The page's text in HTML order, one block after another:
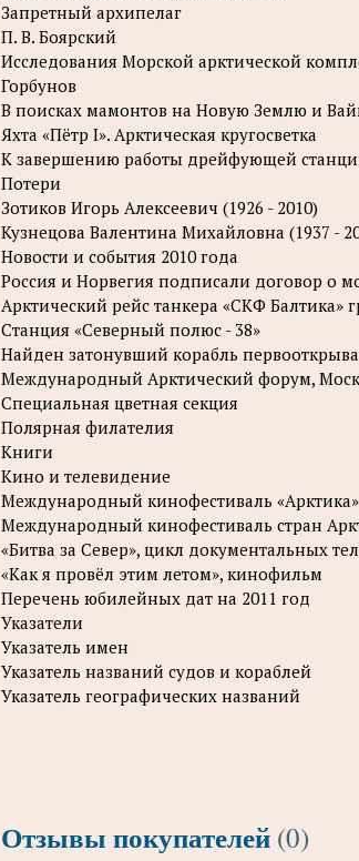
Запретный архипелаг
П. В. Боярский
Исследования Морской арктической
Горбунов
В поисках мамонтов на Новую Землю и
Яхта «Пётр I». Арктическая кругосветка
К завершению работы дрейфующей
Потери
Зотиков Игорь Алексеевич (1926 - 2010)
Кузнецова Валентина Михайловна (1937 -
Новости и события 2010 года
Россия и Норвегия подписали договор о
Арктический рейс танкера «СКФ
Станция «Северный полюс - 38»
Найден затонувший корабль
Международный Арктический форум,
Специальная цветная секция
Полярная филателия
Книги
Кино и телевидение
Международный кинофестиваль «Арктика»
Международный кинофестиваль стран
«Битва за Север», цикл документальных
«Как я провёл этим летом», кинофильм
Перечень юбилейных дат на 2011 год
Указатели
Указатель имен
Указатель названий судов и кораблей
Указатель географических названий
Отзывы покупателей (0)